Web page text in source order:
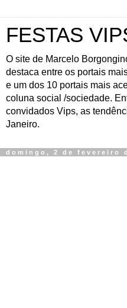
FESTAS
O site de Marcelo
destaca entre os portais
e um dos 10 portais mais
coluna social /sociedade.
convidados Vips, as
Janeiro.
domingo, 2 de fevereiro